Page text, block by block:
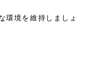
環境を維持しましょ